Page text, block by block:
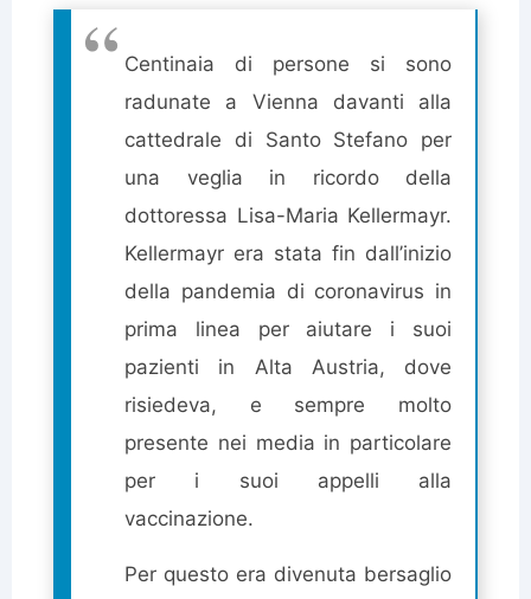
Centinaia di persone si sono
radunate a Vienna davanti alla
cattedrale di Santo Stefano per
una veglia in ricordo della
dottoressa Lisa-Maria Kellermayr.
Kellermayr era stata fin dall’inizio
della pandemia di coronavirus in
prima linea per aiutare i suoi
pazienti in Alta Austria, dove
risiedeva, e sempre molto
presente nei media in particolare
per i suoi appelli alla
vaccinazione.
Per questo era divenuta bersaglio